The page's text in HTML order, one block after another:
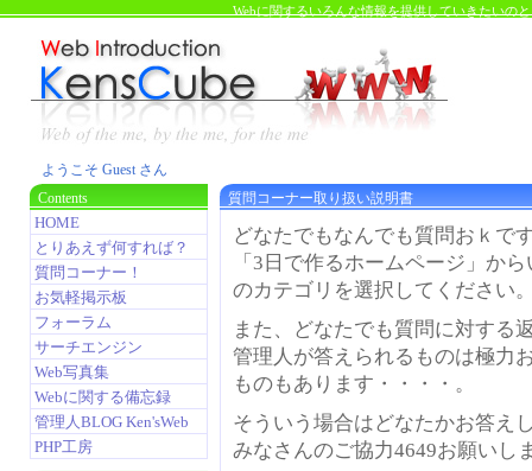
Webに関するいろんな情報を提供していきたいの
ようこそ Guest さん
Contents
HOME
とりあえず何すれば？
質問コーナー！
お気軽掲示板
フォーラム
サーチエンジン
Web写真集
Webに関する備忘録
管理人BLOG Ken'sWeb
PHP工房
質問コーナー取り扱い説明書
どなたでもなんでも質問おｋで
「3日で作るホームページ」か
のカテゴリを選択してください
また、どなたでも質問に対する
管理人が答えられるものは極力
ものもあります・・・・。
そういう場合はどなたかお答え
みなさんのご協力4649お願いし